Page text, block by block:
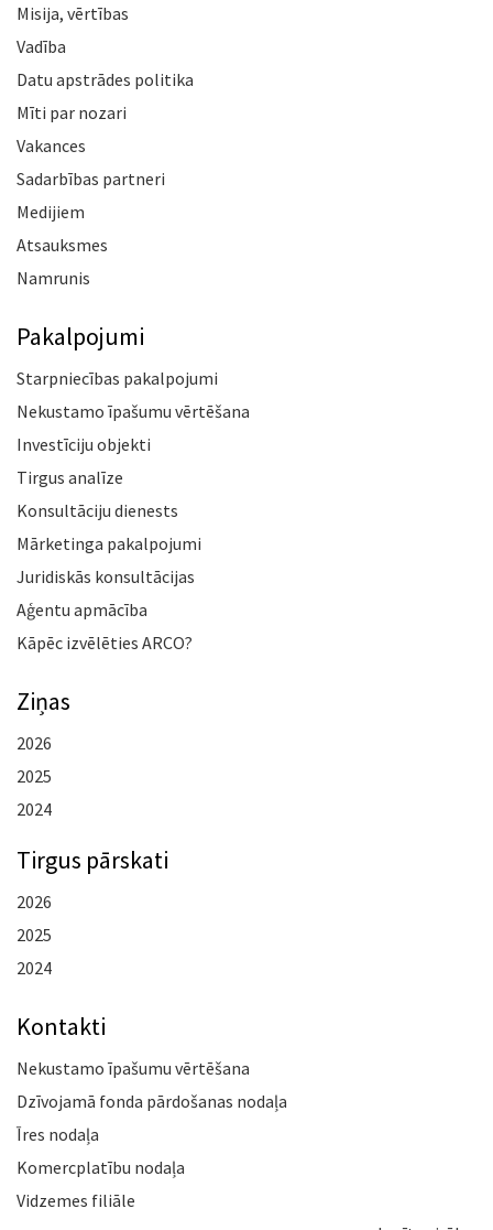
Misija, vērtības
Vadība
Datu apstrādes politika
Mīti par nozari
Vakances
Sadarbības partneri
Medijiem
Atsauksmes
Namrunis
Pakalpojumi
Starpniecības pakalpojumi
Nekustamo īpašumu vērtēšana
Investīciju objekti
Tirgus analīze
Konsultāciju dienests
Mārketinga pakalpojumi
Juridiskās konsultācijas
Aģentu apmācība
Kāpēc izvēlēties ARCO?
Ziņas
2026
2025
2024
Tirgus pārskati
2026
2025
2024
Kontakti
Nekustamo īpašumu vērtēšana
Dzīvojamā fonda pārdošanas nodaļa
Īres nodaļa
Komercplatību nodaļa
Vidzemes filiāle